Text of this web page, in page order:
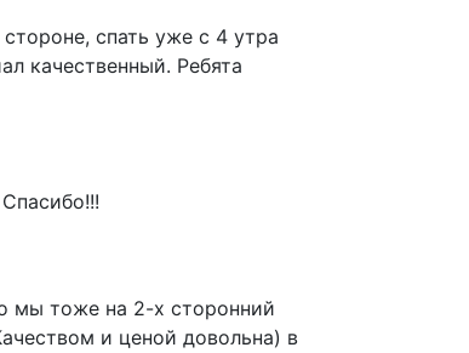
спать уже с 4 утра
качественный. Ребята
мы тоже на 2-х сторонний
и ценой довольна) в